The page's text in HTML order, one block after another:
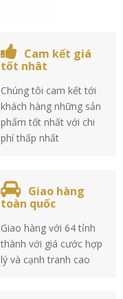
Cam kết giá
tốt nhât
Chúng tôi cam kết tới
khách hàng những sản
phẩm tốt nhất với chi
phí thấp nhất
Giao hàng
toàn quốc
Giao hàng với 64 tỉnh
thành với giá cước hợp
lý và cạnh tranh cao